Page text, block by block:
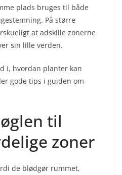
plads bruges til både
På større
at adskille zonerne
sin lille verden.
i, hvordan planter kan
gode tips i guiden om
til
zoner
de blødgør rummet,